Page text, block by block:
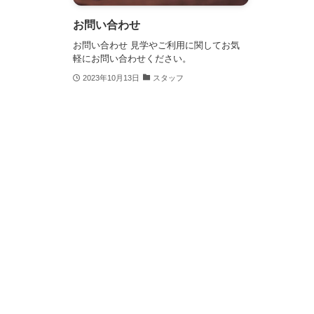
お問い合わせ
お問い合わせ 見学やご利用に関してお気
軽にお問い合わせください。
2023年10月13日 スタッフ